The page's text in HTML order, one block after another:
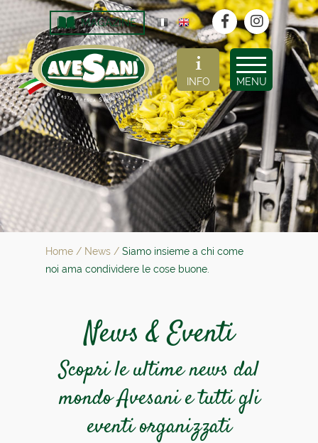
MENU
INFO
MAGAZINE
Home / News / Siamo insieme a chi come
noi ama condividere le cose buone.
News & Eventi
Scopri le ultime news dal
mondo Avesani etutti gli
eventi organizzati